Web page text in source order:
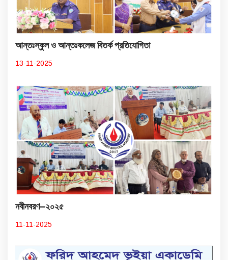
আন্তঃস্কুল ও আন্তঃকলেজ বিতর্ক প্রতিযোগিতা
13-11-2025
নবীনবরণ–২০২৫
11-11-2025